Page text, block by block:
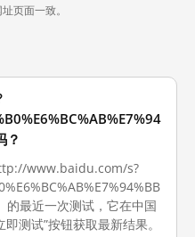
页面一致。
？
www.baidu.com/s?
最近一次测试，它在中国
测试”按钮获取最新结果。